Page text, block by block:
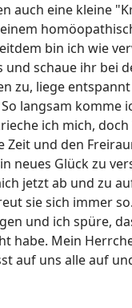
auch eine kleine
bin ich wie
und schaue ihr bei
zu, liege
langsam komme
ich mich,
Zeit und den
neues Glück zu
jetzt ab und zu
sie sich immer
und ich spüre,
habe. Mein
auf uns alle auf